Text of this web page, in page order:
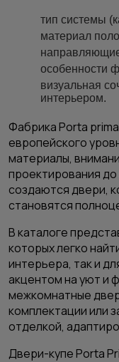
тип системы
материал
особенности
визуальная
интерьером.
Фабрика Porta
европейского
материалы,
проектирования
создаются двери,
становятся
В каталоге
которых легко
интерьера, так и
акцентом на уют и
межкомнатные
комплектации или
отделкой,
Двери-купе Porta